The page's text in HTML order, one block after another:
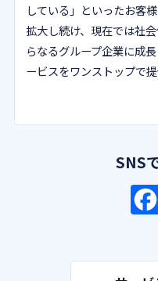
している」といったお客
拡大し続け、現在では社
らなるグループ企業に成
ービスをワンストップで